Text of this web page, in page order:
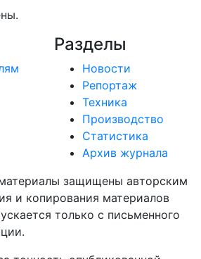
Разделы
Новости
Репортаж
Техника
Производство
Статистика
Архив журнала
защищены авторским
и копирования материалов
только с письменного